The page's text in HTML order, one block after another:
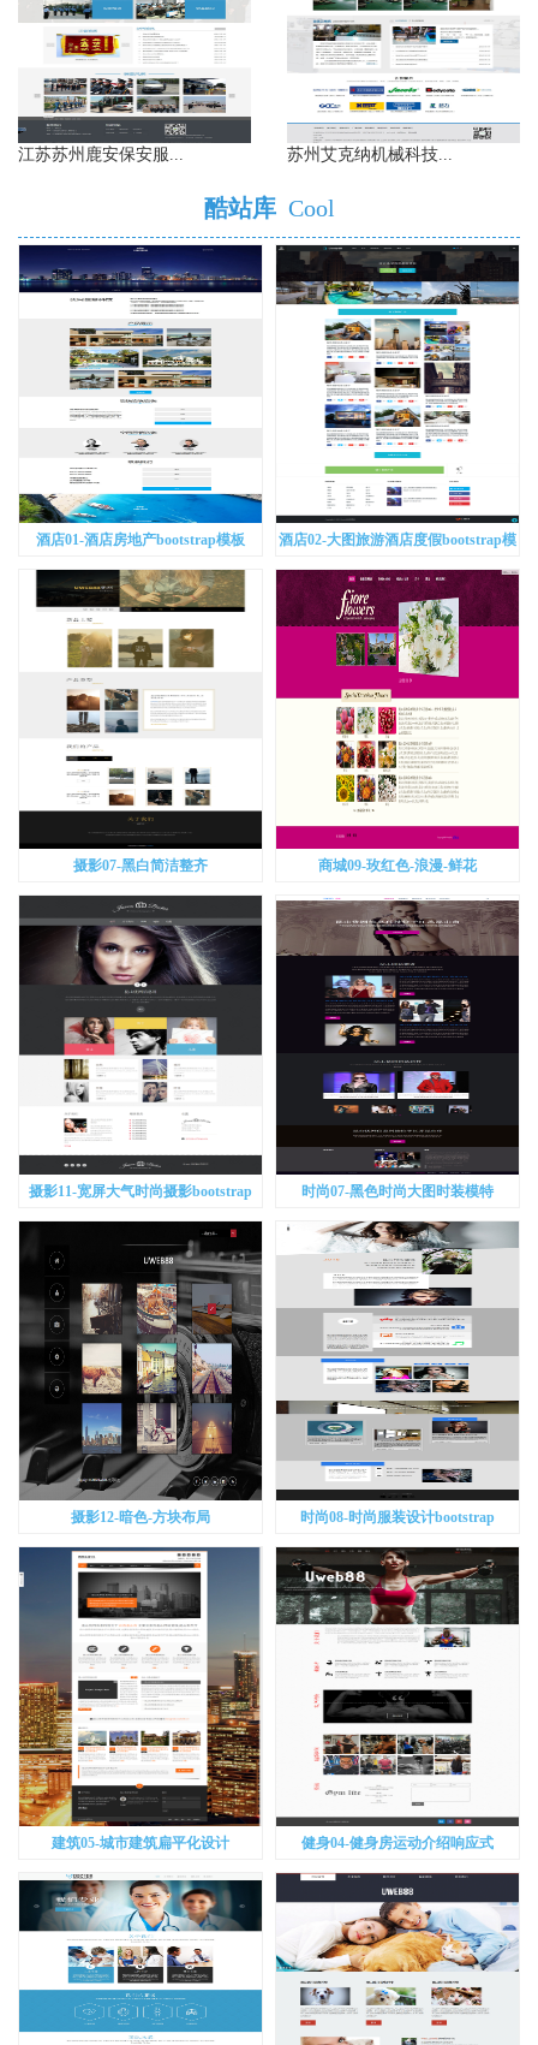
江苏苏州鹿安保安服... 苏州艾克纳机械科技...
酷站库 Cool
酒店01-酒店房地产bootstrap模板
酒店02-大图旅游酒店度假bootstrap模
板
摄影07-黑白简洁整齐 商城09-玫红色-浪漫-鲜花
摄影11-宽屏大气时尚摄影bootstrap
时尚07-黑色时尚大图时装模特
bootstrap
摄影12-暗色-方块布局 时尚08-时尚服装设计bootstrap
建筑05-城市建筑扁平化设计 健身04-健身房运动介绍响应式